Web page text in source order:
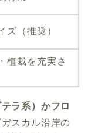
ズ（推奨）
植栽を充実さ
ラ系）かフロ
スカル沿岸の